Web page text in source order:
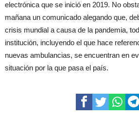
electrónica que se inició en 2019. No
mañana un comunicado alegando que,
crisis mundial a causa de la pandemia,
institución, incluyendo el que hace
nuevas ambulancias, se encuentran en
situación por la que pasa el país.